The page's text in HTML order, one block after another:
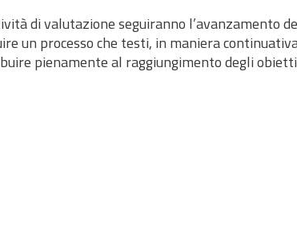
di valutazione seguiranno l’avanzamento
un processo che testi, in maniera
pienamente al raggiungimento degli